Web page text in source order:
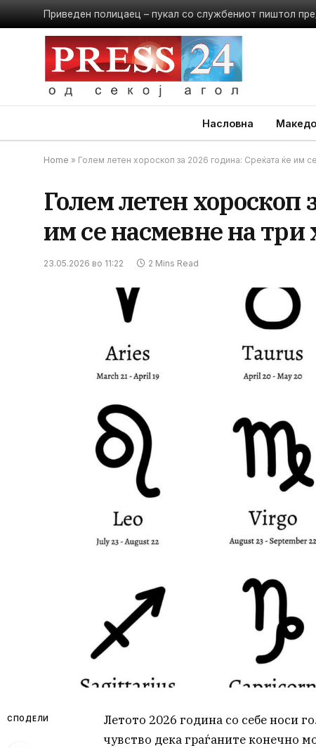
Приведен полицаец – пукал со службениот пиштол
Насловна
Home » Голем летен хороскоп за 2026 година: Среќата ќе им
Голем летен хороскоп
им се насмевне на три
23.05.2026 во 11:22 2 Mins Read
СПОДЕЛИ
Летото 2026 година со себе носи
чувство дека граѓаните конечно